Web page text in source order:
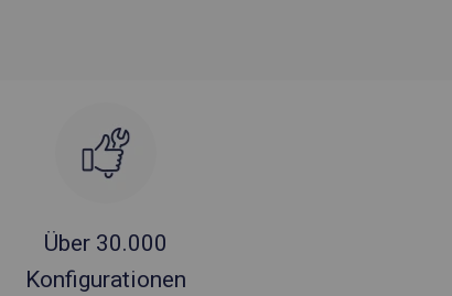
Über 30.000
Konfigurationen